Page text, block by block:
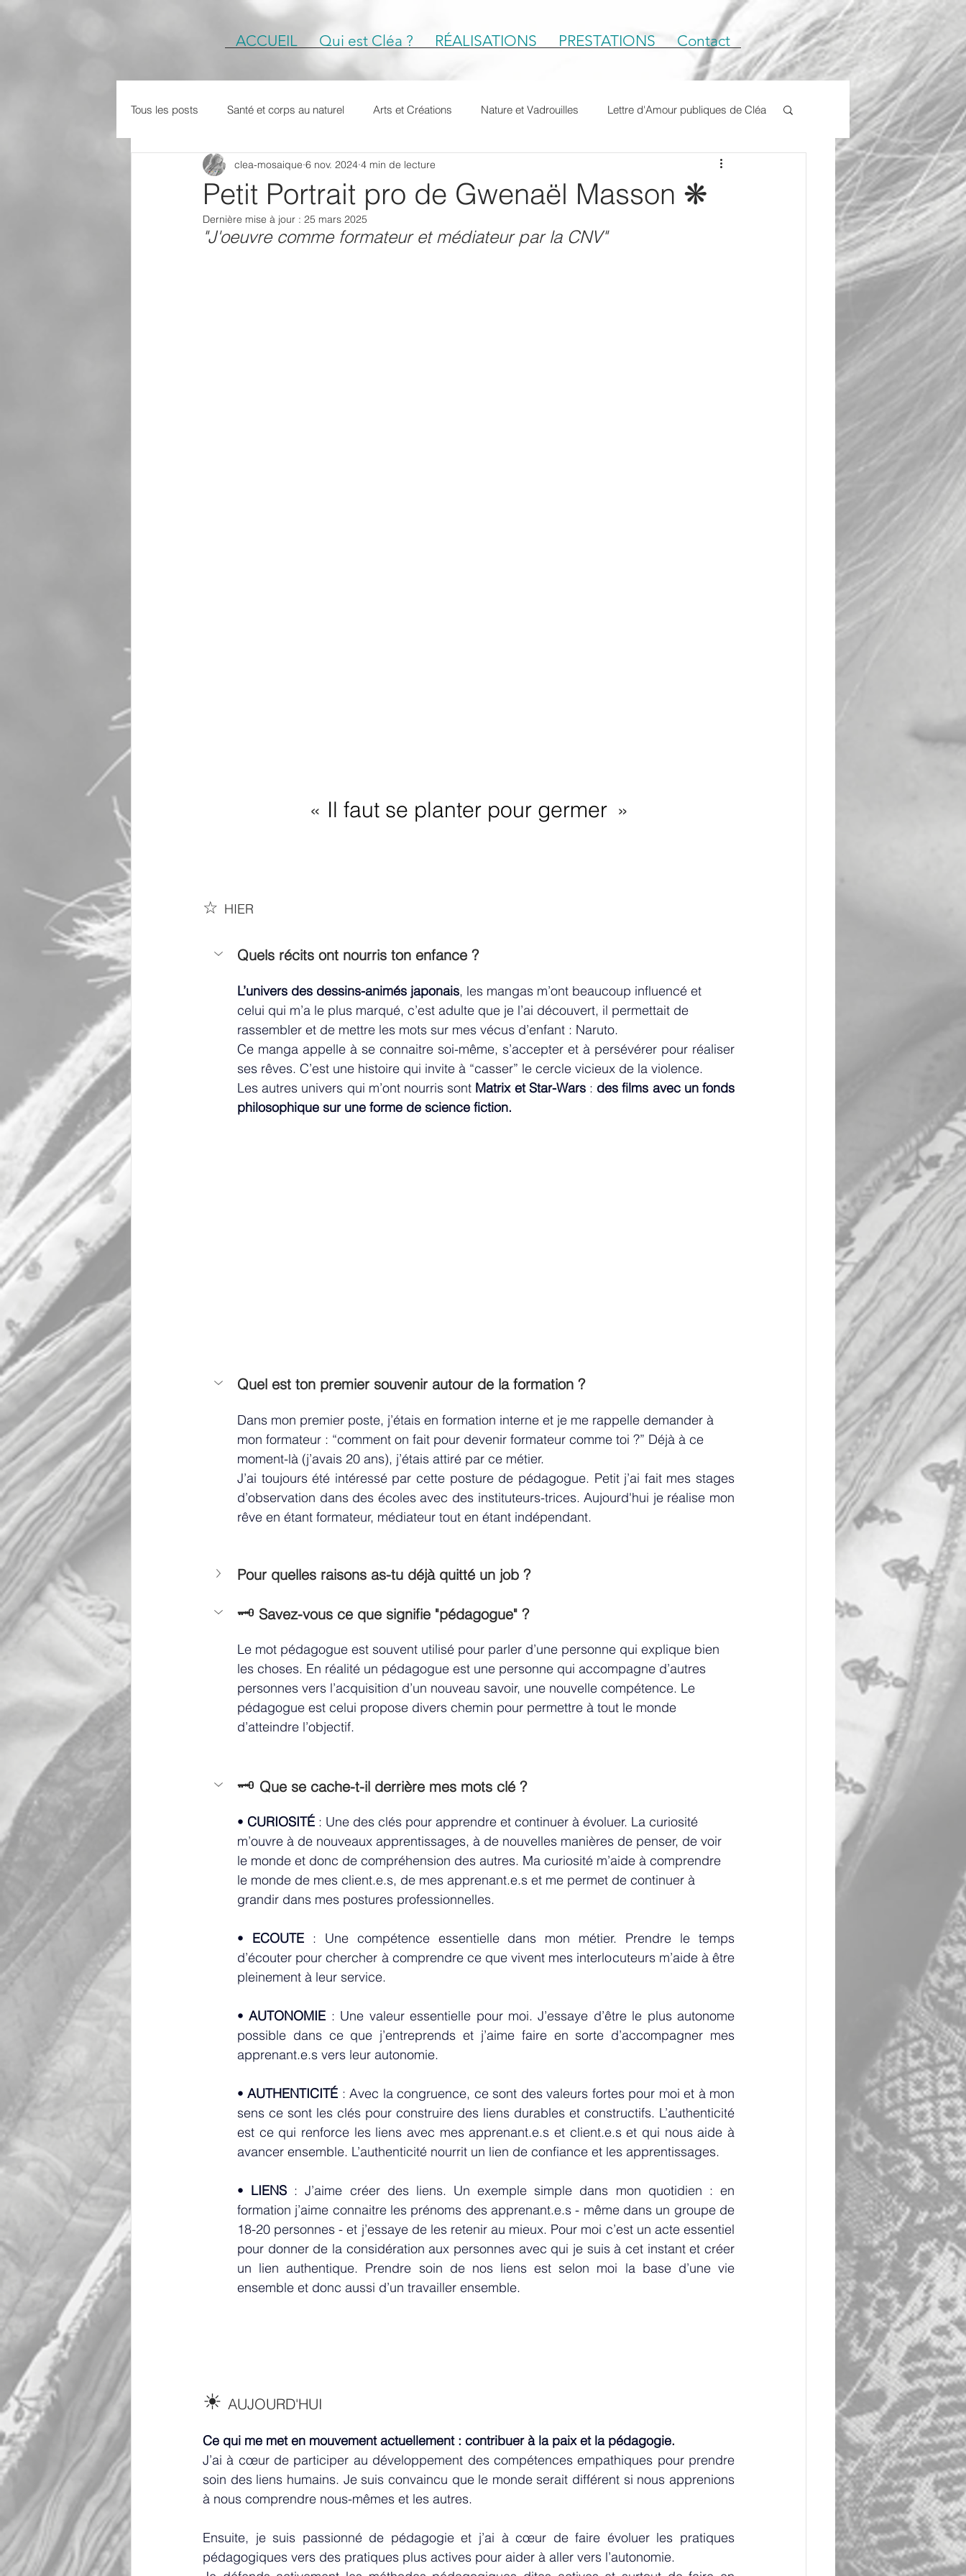
ACCUEIL Qui est Cléa ? RÉALISATIONS PRESTATIONS Contact
Tous les posts Santé et corps au naturel Arts et Créations Nature et Vadrouilles Lettre d'Amour publiques de Cléa
Petit portrait de Coline #petitportrait
Petit Portrait pro de Gwenaël Masson ❋
clea-mosaique 6 nov. 2024 4 min de lecture
Dernière mise à jour : 25 mars 2025
"J'oeuvre comme formateur et médiateur par la CNV"
« Il faut se planter pour germer »
☆ HIER
Quels récits ont nourris ton enfance ?
L’univers des dessins-animés japonais, les mangas m’ont beaucoup influencé et
celui qui m’a le plus marqué, c’est adulte que je l’ai découvert, il permettait de
rassembler et de mettre les mots sur mes vécus d’enfant : Naruto.
Ce manga appelle à se connaitre soi-même, s’accepter et à persévérer pour réaliser
ses rêves. C’est une histoire qui invite à “casser” le cercle vicieux de la violence.
Les autres univers qui m’ont nourris sont Matrix et Star-Wars : des films avec un fonds
philosophique sur une forme de science fiction.
Quel est ton premier souvenir autour de la formation ?
Dans mon premier poste, j’étais en formation interne et je me rappelle demander à
mon formateur : “comment on fait pour devenir formateur comme toi ?” Déjà à ce
moment-là (j’avais 20 ans), j’étais attiré par ce métier.
J’ai toujours été intéressé par cette posture de pédagogue. Petit j’ai fait mes stages
d’observation dans des écoles avec des instituteurs-trices. Aujourd'hui je réalise mon
rêve en étant formateur, médiateur tout en étant indépendant.
Pour quelles raisons as-tu déjà quitté un job ?
🗝️ Savez-vous ce que signifie "pédagogue" ?
Le mot pédagogue est souvent utilisé pour parler d’une personne qui explique bien
les choses. En réalité un pédagogue est une personne qui accompagne d’autres
personnes vers l’acquisition d’un nouveau savoir, une nouvelle compétence. Le
pédagogue est celui propose divers chemin pour permettre à tout le monde
d’atteindre l’objectif.
🗝️ Que se cache-t-il derrière mes mots clé ?
• CURIOSITÉ : Une des clés pour apprendre et continuer à évoluer. La curiosité
m’ouvre à de nouveaux apprentissages, à de nouvelles manières de penser, de voir
le monde et donc de compréhension des autres. Ma curiosité m’aide à comprendre
le monde de mes client.e.s, de mes apprenant.e.s et me permet de continuer à
grandir dans mes postures professionnelles.
• ECOUTE : Une compétence essentielle dans mon métier. Prendre le temps
d’écouter pour chercher à comprendre ce que vivent mes interlocuteurs m’aide à être
pleinement à leur service.
• AUTONOMIE : Une valeur essentielle pour moi. J’essaye d’être le plus autonome
possible dans ce que j’entreprends et j’aime faire en sorte d’accompagner mes
apprenant.e.s vers leur autonomie.
• AUTHENTICITÉ : Avec la congruence, ce sont des valeurs fortes pour moi et à mon
sens ce sont les clés pour construire des liens durables et constructifs. L’authenticité
est ce qui renforce les liens avec mes apprenant.e.s et client.e.s et qui nous aide à
avancer ensemble. L’authenticité nourrit un lien de confiance et les apprentissages.
• LIENS : J’aime créer des liens. Un exemple simple dans mon quotidien : en
formation j’aime connaitre les prénoms des apprenant.e.s - même dans un groupe de
18-20 personnes - et j’essaye de les retenir au mieux. Pour moi c’est un acte essentiel
pour donner de la considération aux personnes avec qui je suis à cet instant et créer
un lien authentique. Prendre soin de nos liens est selon moi la base d’une vie
ensemble et donc aussi d’un travailler ensemble.
☀︎ AUJOURD'HUI
Ce qui me met en mouvement actuellement : contribuer à la paix et la pédagogie.
J’ai à cœur de participer au développement des compétences empathiques pour prendre
soin des liens humains. Je suis convaincu que le monde serait différent si nous apprenions
à nous comprendre nous-mêmes et les autres.
Ensuite, je suis passionné de pédagogie et j’ai à cœur de faire évoluer les pratiques
pédagogiques vers des pratiques plus actives pour aider à aller vers l’autonomie.